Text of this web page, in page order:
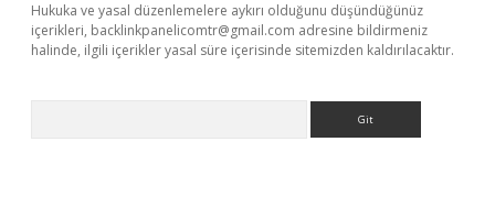
Hukuka ve yasal düzenlemelere aykırı olduğunu düşündüğünüz
içerikleri, backlinkpanelicomtr@gmail.com adresine bildirmeniz
halinde, ilgili içerikler yasal süre içerisinde sitemizden kaldırılacaktır.